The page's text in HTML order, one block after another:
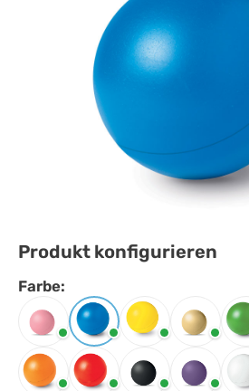
Produkt konfigurieren
Farbe:
Farbe auswählen
BabyrosaBlau Gelb Golden
Orange Rot SchwarzViolett